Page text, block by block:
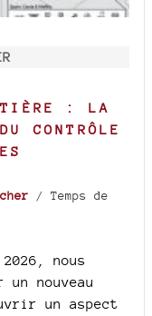
: LA
CONTRÔLE
/ Temps de
nous
un nouveau
un aspect